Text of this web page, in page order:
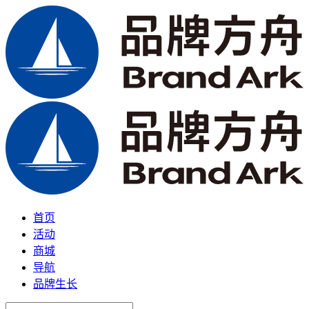
首页
活动
商城
导航
品牌生长